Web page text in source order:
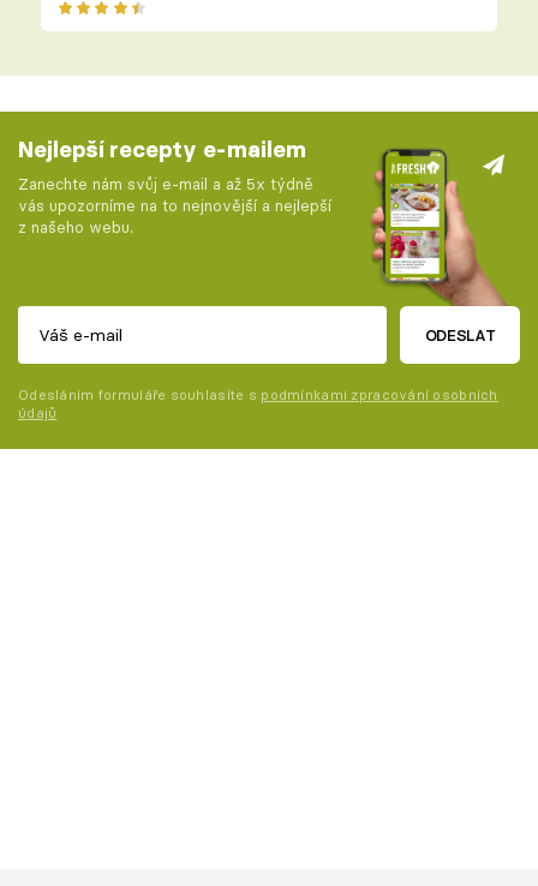
Nejlepší recepty e-mailem
Zanechte nám svůj e-mail a až 5x týdně
vás upozorníme na to nejnovější a nejlepší
z našeho webu.
ODESLAT
Odesláním formuláře souhlasíte s podmínkami zpracování osobních
údajů